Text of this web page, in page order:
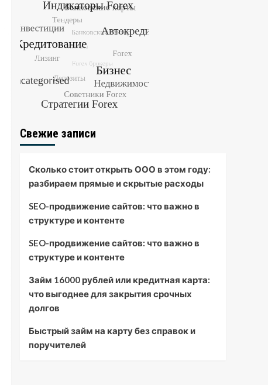
Свежие записи
Сколько стоит открыть ООО в этом году:
разбираем прямые и скрытые расходы
SEO-продвижение сайтов: что важно в
структуре и контенте
SEO-продвижение сайтов: что важно в
структуре и контенте
Займ 16000 рублей или кредитная карта:
что выгоднее для закрытия срочных
долгов
Быстрый займ на карту без справок и
поручителей